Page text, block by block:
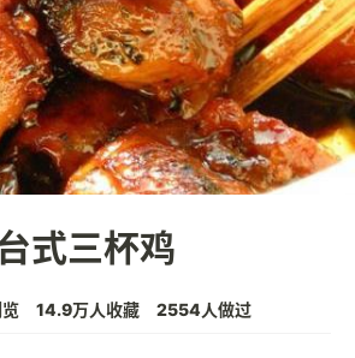
式三杯鸡
14.9万人收藏 2554人做过